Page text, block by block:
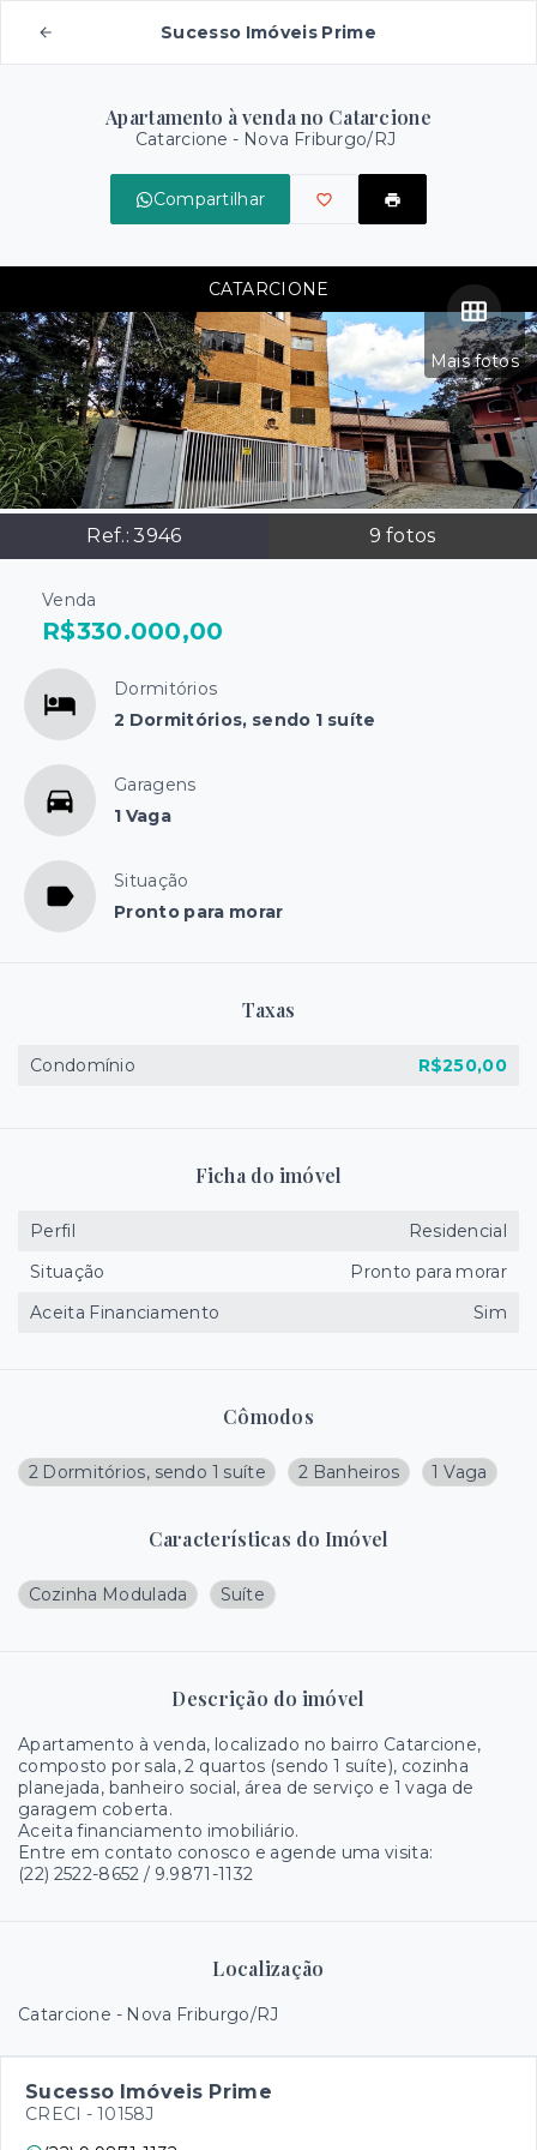
Sucesso Imóveis Prime
Apartamento à venda no Catarcione
Catarcione - Nova Friburgo/RJ
Compartilhar
Mais fotos
Ref.:3946 9 fotos
CATARCIONE
Venda
R$330.000,00
Dormitórios
2 Dormitórios, sendo 1 suíte
Garagens
1 Vaga
Situação
Pronto para morar
Cômodos
2 Dormitórios, sendo 1 suíte 2 Banheiros 1 Vaga
Características do Imóvel
Cozinha Modulada Suíte
Descrição do imóvel
Apartamento à venda, localizado no bairro Catarcione,
composto por sala, 2 quartos (sendo 1 suíte), cozinha
planejada, banheiro social, área de serviço e 1 vaga de
garagem coberta.
Aceita financiamento imobiliário.
Entre em contato conosco e agende uma visita:
(22) 2522-8652 / 9.9871-1132
Localização
Catarcione - Nova Friburgo/RJ
Taxas
Condomínio R$250,00
Ficha do imóvel
Perfil
Residencial
Situação
Pronto para morar
Aceita Financiamento
Sim
Sucesso Imóveis Prime
CRECI - 10158J